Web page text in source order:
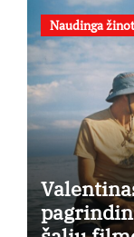
Naudinga